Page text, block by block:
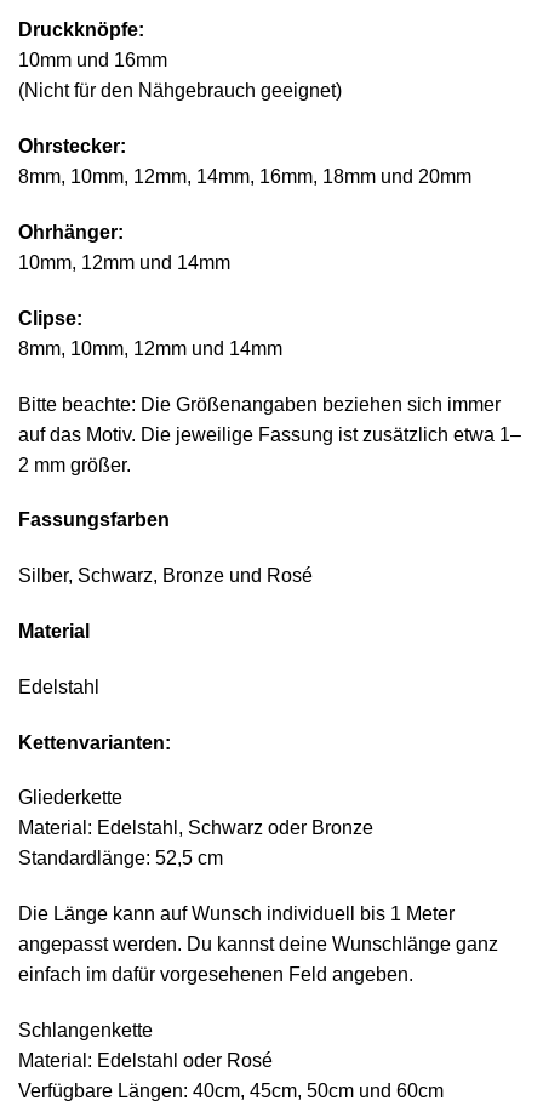
Druckknöpfe:
10mm und 16mm
(Nicht für den Nähgebrauch geeignet)
Ohrstecker:
8mm, 10mm, 12mm, 14mm, 16mm, 18mm und 20mm
Ohrhänger:
10mm, 12mm und 14mm
Clipse:
8mm, 10mm, 12mm und 14mm
Bitte beachte: Die Größenangaben beziehen sich immer
auf das Motiv. Die jeweilige Fassung ist zusätzlich etwa 1–
2 mm größer.
Fassungsfarben
Silber, Schwarz, Bronze und Rosé
Material
Edelstahl
Kettenvarianten:
Gliederkette
Material: Edelstahl, Schwarz oder Bronze
Standardlänge: 52,5 cm
Die Länge kann auf Wunsch individuell bis 1 Meter
angepasst werden. Du kannst deine Wunschlänge ganz
einfach im dafür vorgesehenen Feld angeben.
Schlangenkette
Material: Edelstahl oder Rosé
Verfügbare Längen: 40cm, 45cm, 50cm und 60cm